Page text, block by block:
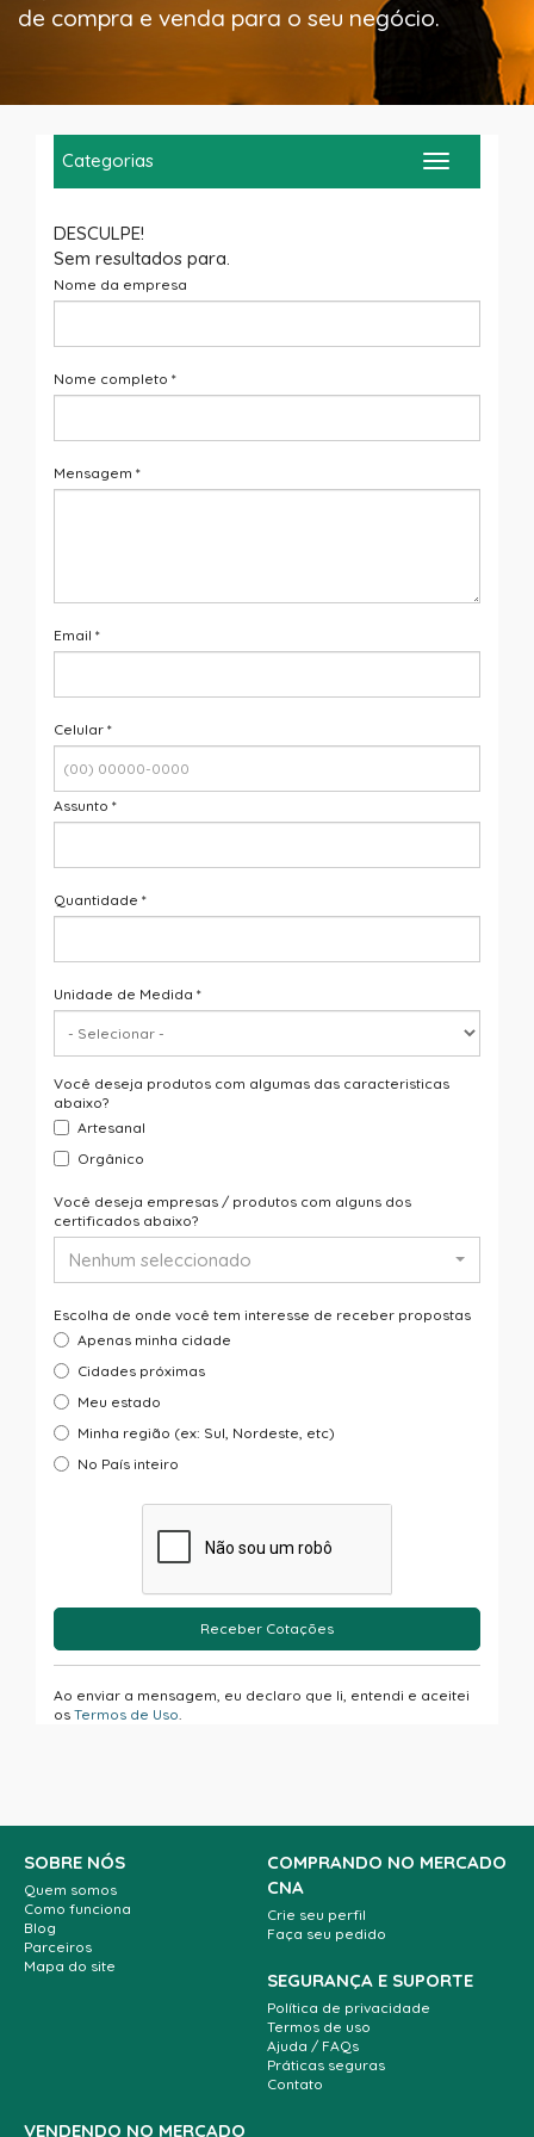
de compra e venda para o seu negócio.
Toggle
navigation
Categorias
DESCULPE!
Sem resultados para.
Nome da empresa
Nome completo *
Mensagem *
Email *
Celular *
Assunto *
Quantidade *
Unidade de Medida *
Você deseja produtos com algumas das caracteristicas
abaixo?
Artesanal
Orgânico
Você deseja empresas / produtos com alguns dos
certificados abaixo?
Nenhum seleccionado
Escolha de onde você tem interesse de receber propostas
Apenas minha cidade
Cidades próximas
Meu estado
Minha região (ex: Sul, Nordeste, etc)
No País inteiro
Receber Cotações
Ao enviar a mensagem, eu declaro que li, entendi e aceitei
os Termos de Uso
SOBRE NÓS
Quem somos
Como funciona
Blog
Parceiros
Mapa do site
COMPRANDO NO MERCADO
CNA
Crie seu perfil
Faça seu pedido
SEGURANÇA E SUPORTE
Política de privacidade
Termos de uso
Ajuda / FAQs
Práticas seguras
Contato
VENDENDO NO MERCADO